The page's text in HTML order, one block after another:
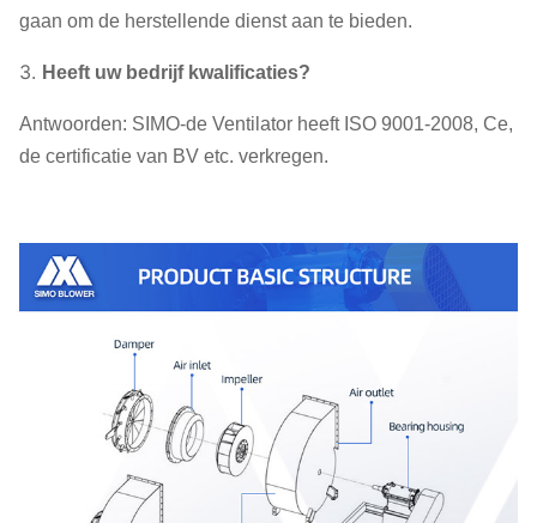
gaan om de herstellende dienst aan te bieden.
3. Heeft uw bedrijf kwalificaties?
Antwoorden: SIMO-de Ventilator heeft ISO 9001-2008, Ce,
de certificatie van BV etc. verkregen.